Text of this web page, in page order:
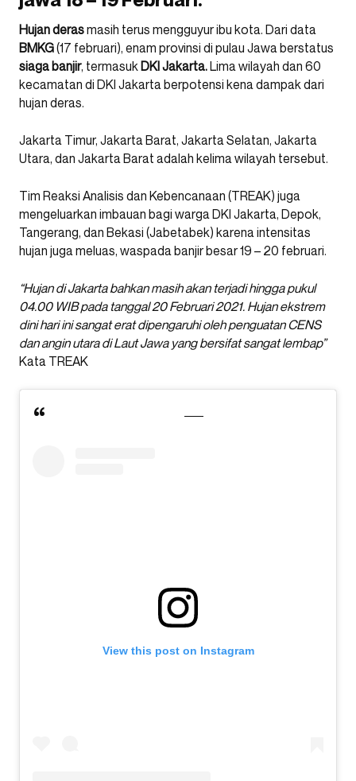
Hujan derasmasih terus mengguyur ibu kota. Dari data
BMKG(17 februari), enam provinsi di pulau Jawa berstatus
siaga banjir, termasuk DKI Jakarta.Lima wilayah dan 60
kecamatan di DKI Jakarta berpotensi kena dampak dari
hujan deras.
Jakarta Timur, Jakarta Barat, Jakarta Selatan, Jakarta
Utara, dan Jakarta Barat adalah kelima wilayah tersebut.
Tim Reaksi Analisis dan Kebencanaan (TREAK) juga
mengeluarkan imbauan bagi warga DKI Jakarta, Depok,
Tangerang, dan Bekasi (Jabetabek) karena intensitas
hujan juga meluas, waspada banjir besar 19 – 20 februari.
“Hujan di Jakarta bahkan masih akan terjadi hingga pukul
04.00 WIB pada tanggal 20 Februari 2021. Hujan ekstrem
dini hari ini sangat erat dipengaruhi oleh penguatan CENS
dan angin utara di Laut Jawa yang bersifat sangat lembap”
Kata TREAK
View this post on Instagram